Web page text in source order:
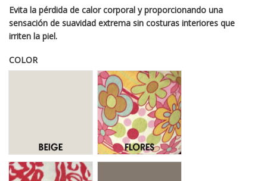
Evita la pérdida de calor corporal y proporcionando una
sensación de suavidad extrema sin costuras interiores que
irriten la piel.
COLOR
Beige Claro 62
Flores 080
Red 100